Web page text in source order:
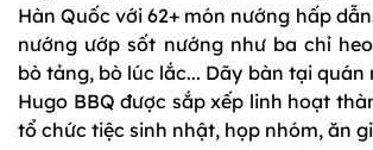
Hàn Quốc với 62+ món nướng hấp
nướng ướp sốt nướng như ba chỉ
bò tảng, bò lúc lắc... Dãy bàn tại
Hugo BBQ được sắp xếp linh hoạt
tổ chức tiệc sinh nhật, họp nhóm, ăn